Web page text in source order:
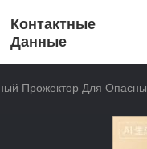
Контактные
Данные
Прожектор Для